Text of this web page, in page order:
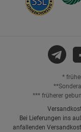
*
*** früherer
Bei Lieferungen ins
anfallenden